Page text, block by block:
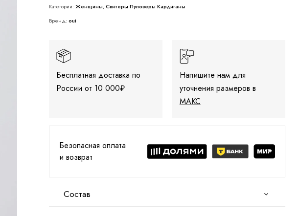
Категории:Женщины,Свитеры Пуловеры Кардиганы
Бренд:oui
Бесплатная доставка по
России от 10 000₽
Напишите нам для
уточнения размеров в
МАКС
Безопасная оплата
и возврат
Состав